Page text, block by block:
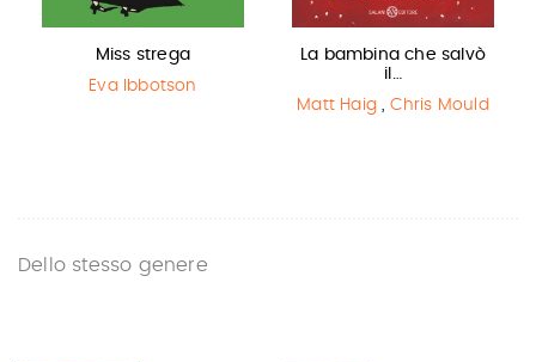
Miss strega
Eva Ibbotson
La bambina che salvò
il…
Matt Haig , Chris Mould
Dello stesso genere